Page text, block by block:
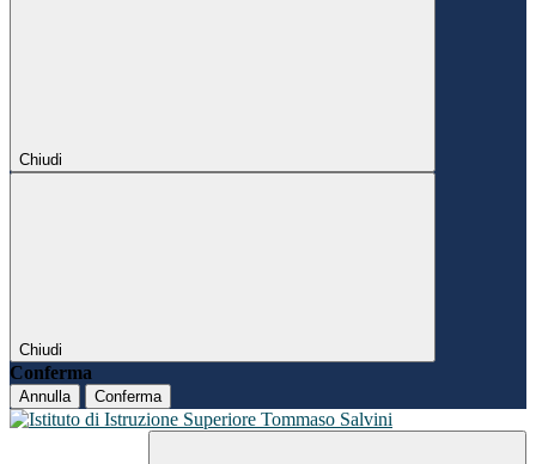
Chiudi
Chiudi
Conferma
Annulla Conferma